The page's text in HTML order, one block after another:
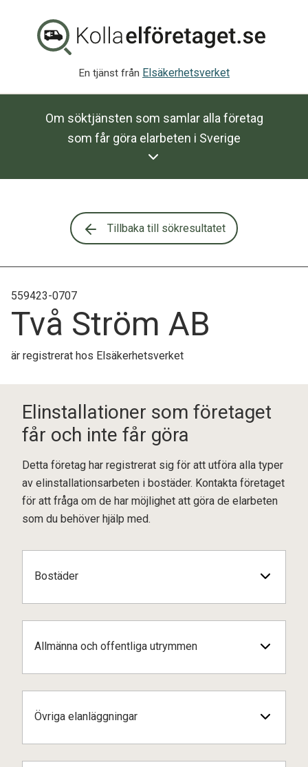
En tjänst från Elsäkerhetsverket
Om söktjänsten som samlar alla företag
som får göra elarbeten i Sverige
Tillbaka till sökresultatet
559423-0707
Två Ström AB
är registrerat hos Elsäkerhetsverket
Elinstallationer som företaget
får och inte får göra
Detta företag har registrerat sig för att utföra alla typer
av elinstallationsarbeten i bostäder. Kontakta företaget
för att fråga om de har möjlighet att göra de elarbeten
som du behöver hjälp med.
Bostäder
Allmänna och offentliga utrymmen
Övriga elanläggningar